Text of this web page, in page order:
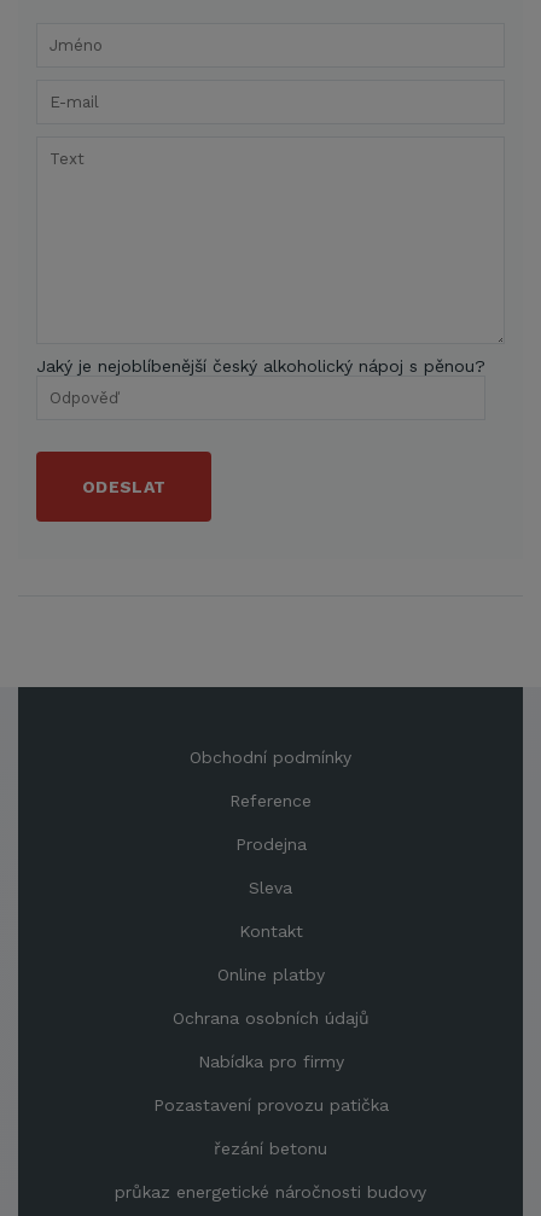
Jaký je nejoblíbenější český alkoholický nápoj s pěnou?
ODESLAT
Obchodní podmínky
Reference
Prodejna
Sleva
Kontakt
Online platby
Ochrana osobních údajů
Nabídka pro firmy
Pozastavení provozu patička
řezání betonu
průkaz energetické náročnosti budovy